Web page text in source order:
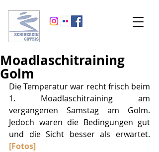
Moadlaschitraining
Golm
Die Temperatur war recht frisch beim
1. Moadlaschitraining am
vergangenen Samstag am Golm.
Jedoch waren die Bedingungen gut
[Fotos]